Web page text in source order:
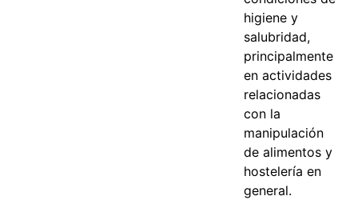
higiene y
salubridad,
principalmente
en actividades
relacionadas
con la
manipulación
de alimentos y
hostelería en
general.